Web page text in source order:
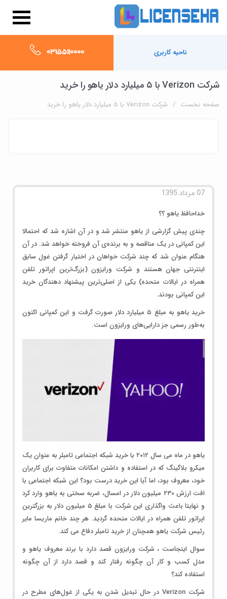
ناحیه کاربری 03155110000
شرکت Verizon با ۵ میلیارد دلار یاهو را خرید
صفحه نخست شرکت Verizon با ۵ میلیارد دلار یاهو را خرید
07 مرداد 1395
خداحافظ یاهو ؟؟
چندی پیش گزارشی از یاهو منتشر شد و در آن اشاره شد که احتمالا
این کمپانی در یک مناقصه و به برنده‌‌ی آن فروخته خواهد شد. در آن
هنگام عنوان شد که چند شرکت خواهان در اختیار گرفتن غول سابق
اینترنتی جهان هستند و شرکت ورایزون (بزرگ‌ترین اپراتور تلفن
همراه در ایالات متحده) یکی از اصلی‌ترین پیشنهاد دهندگان خرید
این کمپانی بودند.
خرید یاهو به مبلغ ۵ میلیارد دلار صورت گرفت و این کمپانی اکنون
به‌طور رسمی جز دارایی‌های ورایزون است.
یاهو در ماه می سال ۲۰۱۲ با خرید شبکه اجتماعی تامبلر به عنوان یک
میکرو بلاگینگ که در استفاده و داشتن امکانات متفاوت برای کاربران
خود، معروف بود، اما آیا این خرید درست بود؟ این شبکه اجتماعی با
افت ارزش ۲۳۰ میلیون دلار در امسال، ضربه سختی به یاهو وارد کرد
و نهایتا باعث واگذاری این شرکت با مبلغ ۵ میلیون دلار به بزرگترین
اپراتور تلفن همراه در ایالات متحده گردید. هر چند خانم ماریسا مایر
رئیس شرکت یاهو همچنان از خرید تامبلر دفاع می کند.
سوال اینجاست ، شرکت ورایزون قصد دارد با برند معروف یاهو و
مدل کسب و کار آن چگونه رفتار کند و قصد دارد از آن چگونه
استفاده کند؟
شرکت Verizon در حال تبدیل شدن به یکی از غول‌های مطرح در